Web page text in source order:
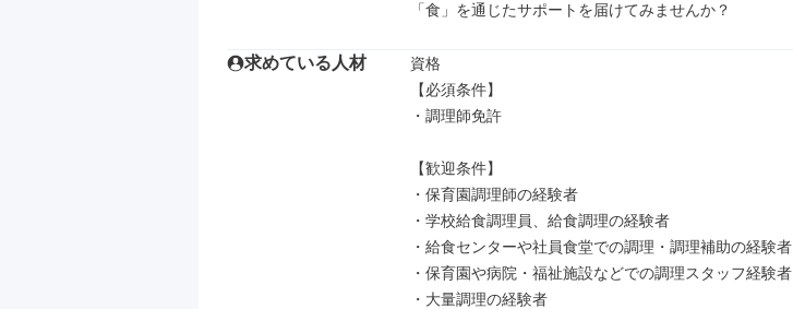
「食」を通じたサポートを届けてみませんか？
求めている人材
資格
【必須条件】
・調理師免許
【歓迎条件】
・保育園調理師の経験者
・学校給食調理員、給食調理の経験者
・給食センターや社員食堂での調理・調理補助の経験者
・保育園や病院・福祉施設などでの調理スタッフ経験者
・大量調理の経験者